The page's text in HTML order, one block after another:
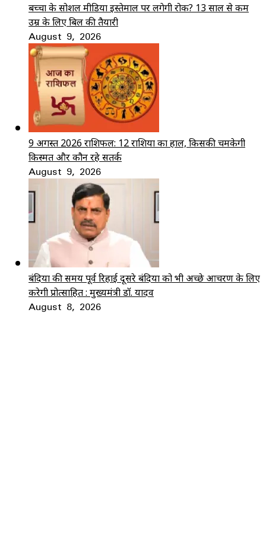
बच्चों के सोशल मीडिया इस्तेमाल पर लगेगी रोक? 13 साल से कम
उम्र के लिए बिल की तैयारी
August 9, 2026
9 अगस्त 2026 राशिफल: 12 राशियों का हाल, किसकी चमकेगी
किस्मत और कौन रहे सतर्क
August 9, 2026
बंदियों की समय पूर्व रिहाई दूसरे बंदियों को भी अच्छे आचरण के लिए
करेगी प्रोत्साहित : मुख्यमंत्री डॉ. यादव
August 8, 2026